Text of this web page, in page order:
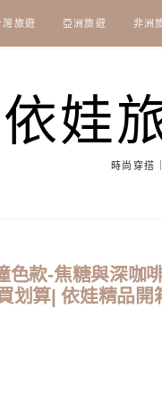
灣旅遊 亞洲旅遊 非洲
依娃
時尚穿搭
色款-焦糖與深咖
划算| 依娃精品開